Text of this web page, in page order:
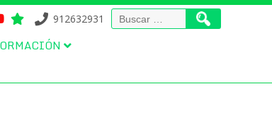
912632931 Buscar: